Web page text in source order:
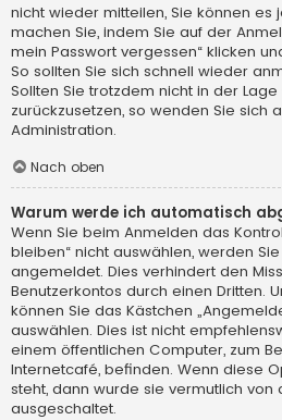
nicht wieder mitteilen, Sie können es
machen Sie, indem Sie auf der
mein Passwort vergessen“ klicken
So sollten Sie sich schnell wieder
Sollten Sie trotzdem nicht in der Lage
zurückzusetzen, so wenden Sie sich
Administration.
Nach oben
Warum werde ich automatisch
Wenn Sie beim Anmelden das
bleiben“ nicht auswählen, werden
angemeldet. Dies verhindert den
Benutzerkontos durch einen Dritten.
können Sie das Kästchen
auswählen. Dies ist nicht
einem öffentlichen Computer, zum
Internetcafé, befinden. Wenn diese
steht, dann wurde sie vermutlich
ausgeschaltet.